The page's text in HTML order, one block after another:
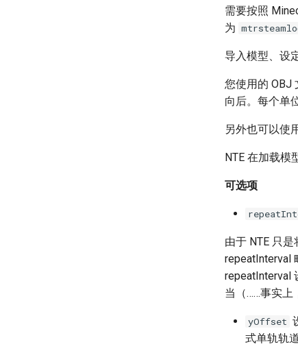
需要按照
为
导入模型、设
您使用的 OBJ
向后。每个单
另外也可以使
NTE 在加载模
可选项
由于 NTE 只
repeatInterval
repeatInterval
当（……事实上
yOffset
式单轨轨